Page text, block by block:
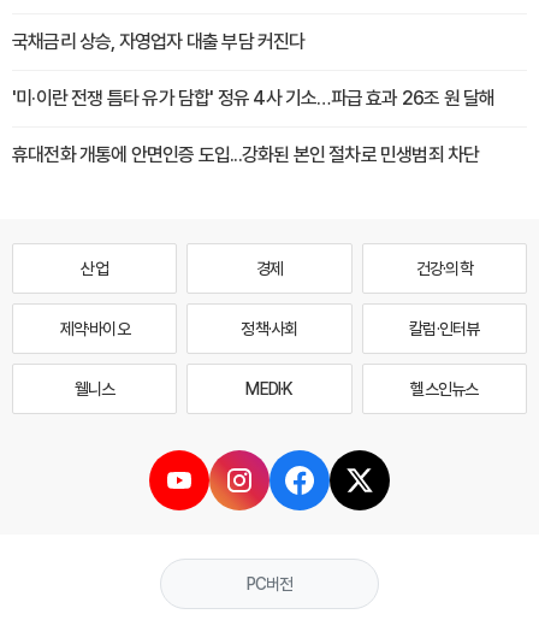
국채금리 상승, 자영업자 대출 부담 커진다
'미·이란 전쟁 틈타 유가 담합' 정유 4사 기소…파급 효과 26조 원 달해
휴대전화 개통에 안면인증 도입...강화된 본인 절차로 민생범죄 차단
산업 경제 건강·의학
제약·바이오 정책·사회 칼럼·인터뷰
웰니스 MEDI·K 헬스인뉴스
PC버전